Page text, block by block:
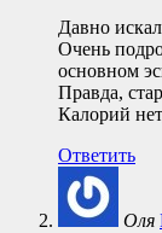
Давно
Очень
основном
Правда,
Калорий
Ответить
Оля